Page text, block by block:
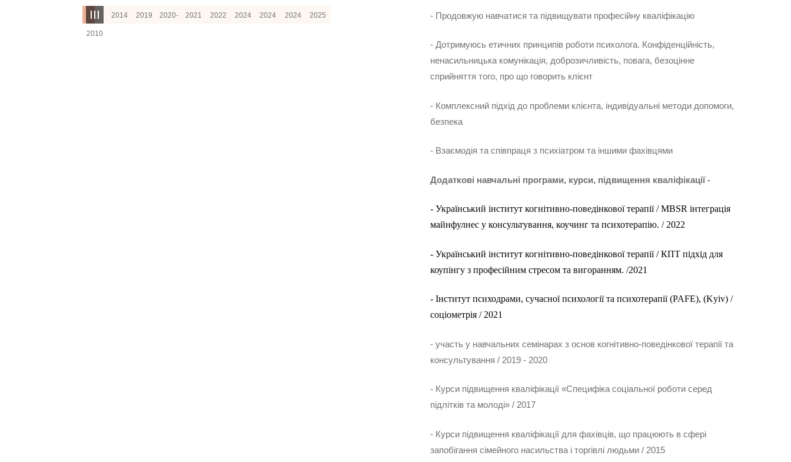
2010
2014 2019 2020- 2021 2022 2024 2024 2024 2025 - Продовжую навчатися та підвищувати професійну кваліфікацію
- Дотримуюсь етичних принципів роботи психолога. Конфіденційність,
ненасильницька комунікація, доброзичливість, повага, безоцінне
сприйняття того, про що говорить клієнт
- Комплексний підхід до проблеми клієнта, індивідуальні методи допомоги,
безпека
- Взаємодія та співпраця з психіатром та іншими фахівцями
Додаткові навчальні програми, курси, підвищення кваліфікації -
- Український інститут когнітивно-поведінкової терапії /MBSR інтеграція
майнфулнес у консультування, коучинг та психотерапію. / 2022
- Український інститут когнітивно-поведінкової терапії /КПТ підхід для
коупінгу з професійним стресом та вигоранням. /2021
- Інститут психодрами, сучасної психології та психотерапії (PAFE), (Kyiv) /
соціометрія / 2021
- участь у навчальних семінарах з основ когнітивно-поведінкової терапії та
консультування / 2019 - 2020
- Курси підвищення кваліфікації «Специфіка соціальної роботи серед
підлітків та молоді» / 2017
- Курси підвищення кваліфікації для фахівців, що працюють в сфері
запобігання сімейного насильства і торгівлі людьми / 2015